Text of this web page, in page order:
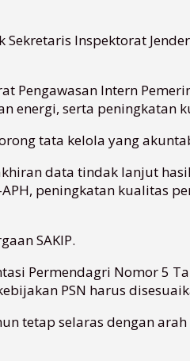
Inspektorat
Pengawasan Intern
energi, serta peningkatan
tata kelola yang
data tindak lanjut
peningkatan kualitas
SAKIP.
Permendagri Nomor 5
PSN harus
tetap selaras dengan